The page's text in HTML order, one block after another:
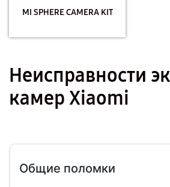
MI SPHERE CAMERA KIT
Неисправности
камер Xiaomi
Общие поломки